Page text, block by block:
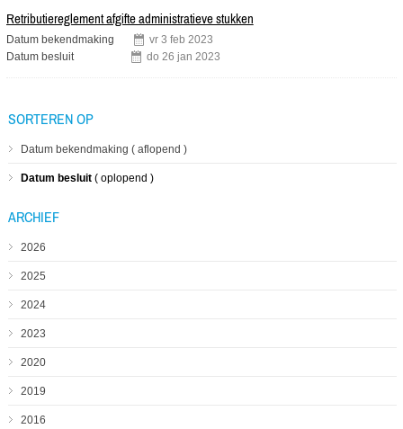
OVERZICHTSLIJST
DOCUMENTEN
Retributiereglement afgifte administratieve stukken
Datum bekendmaking vr 3 feb 2023
Datum besluit
do 26 jan 2023
SORTEREN OP
Datum bekendmaking aflopend
Datum besluit oplopend
ARCHIEF
2026
2025
2024
2023
2020
2019
2016